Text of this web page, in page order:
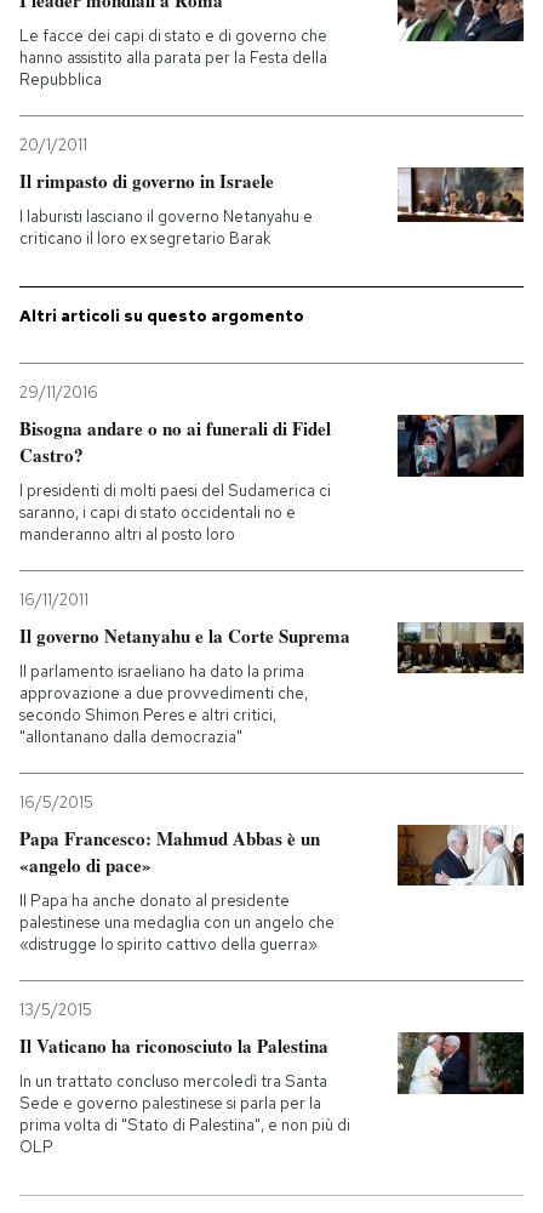
Le facce dei capi di stato e di governo che
hanno assistito alla parata per la Festa della
Repubblica
20/1/2011
Il rimpasto di governo in Israele
I laburisti lasciano il governo Netanyahu e
criticano il loro ex segretario Barak
Altri articoli su questo argomento
29/11/2016
Bisogna andare o no ai funerali di Fidel
Castro?
I presidenti di molti paesi del Sudamerica ci
saranno, i capi di stato occidentali no e
manderanno altri al posto loro
16/11/2011
Il governo Netanyahu e la Corte Suprema
Il parlamento israeliano ha dato la prima
approvazione a due provvedimenti che,
secondo Shimon Peres e altri critici,
"allontanano dalla democrazia"
16/5/2015
Papa Francesco: Mahmud Abbas è un
«angelo di pace»
Il Papa ha anche donato al presidente
palestinese una medaglia con un angelo che
«distrugge lo spirito cattivo della guerra»
13/5/2015
Il Vaticano ha riconosciuto la Palestina
In un trattato concluso mercoledì tra Santa
Sede e governo palestinese si parla per la
prima volta di "Stato di Palestina", e non più di
OLP